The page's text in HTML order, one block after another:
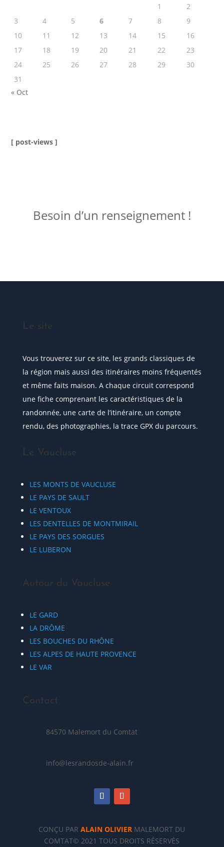
1
2
3
4 5 6 7 8
9
10
11 12 13 14 15
16
17
18 19 20 21 22
23
24
25 26 27 28 29
30
31
« Oct
[ post-views ]
Besoin d’un renseignement !
Le site
Vous trouverez sur ce site, les grands classiques de
la région mais aussi des itinéraires moins fréquentés
et même faits maison. A chaque circuit correspond
une fiche comprenant les caractéristiques de la
randonnée, une carte de l’itinéraire, un compte
rendu, des photographies, la trace GPX du parcours.
Le Vaucluse
LES MONTS DE VAUCLUSE
LE PAYS DE SAULT
LE VENTOUX
LES DENTELLES DE MONTMIRAIL
LE PAYS DES SORGUES
LE LUBERON
Autour du Vaucluse
LE GARD
LA DRÔME
LES BOUCHES DU RHÔNE
LES ALPES DE HAUTE PROVENCE
LE VAR
Contact
84570 Malemort du Comtat
info@lesrandosde-alain.fr
CONÇU PAR ALAIN OLIVIER MALEMORT DU
COMTAT© 2021 TOUS DROITS RÉSERVÉS